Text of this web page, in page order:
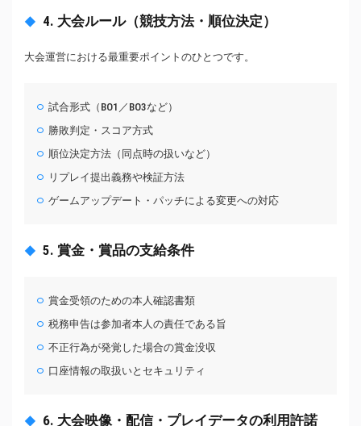
4. 大会ルール（競技方法・順位決定）
大会運営における最重要ポイントのひとつです。
試合形式（BO1／BO3など）
勝敗判定・スコア方式
順位決定方法（同点時の扱いなど）
リプレイ提出義務や検証方法
ゲームアップデート・パッチによる変更への対応
5. 賞金・賞品の支給条件
賞金受領のための本人確認書類
税務申告は参加者本人の責任である旨
不正行為が発覚した場合の賞金没収
口座情報の取扱いとセキュリティ
6. 大会映像・配信・プレイデータの利用許諾